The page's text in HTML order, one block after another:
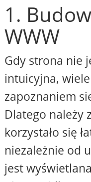
1.
WWW
Gdy strona nie
intuicyjna,
zapoznaniem
Dlatego należy
korzystało się
niezależnie od
jest